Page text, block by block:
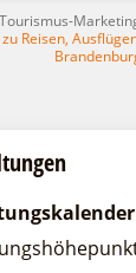
Reisen,